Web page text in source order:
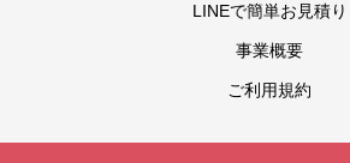
LINEで簡単お見積り
事業概要
ご利用規約